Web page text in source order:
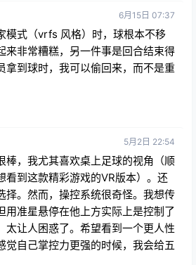
6月15日 07:37
模式（vrfs 风格）时，球根本不移
来非常糟糕，另一件事是回合结束得
拿到球时，我可以偷回来，而不是重
5月2日 22:54
棒，我尤其喜欢桌上足球的视角（顺
看到这款精彩游戏的VR版本）。还
择。然而，操控系统很奇怪。我想传
用准星悬停在他上方实际上是控制了
太让人困惑了。希望看到一个更人性
觉自己掌控力更强的时候，我会给五